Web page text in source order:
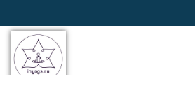
Перейти
содержимому